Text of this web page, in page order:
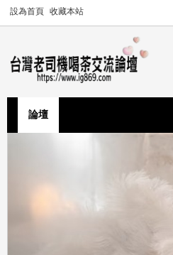
設為首頁 收藏本站
論壇